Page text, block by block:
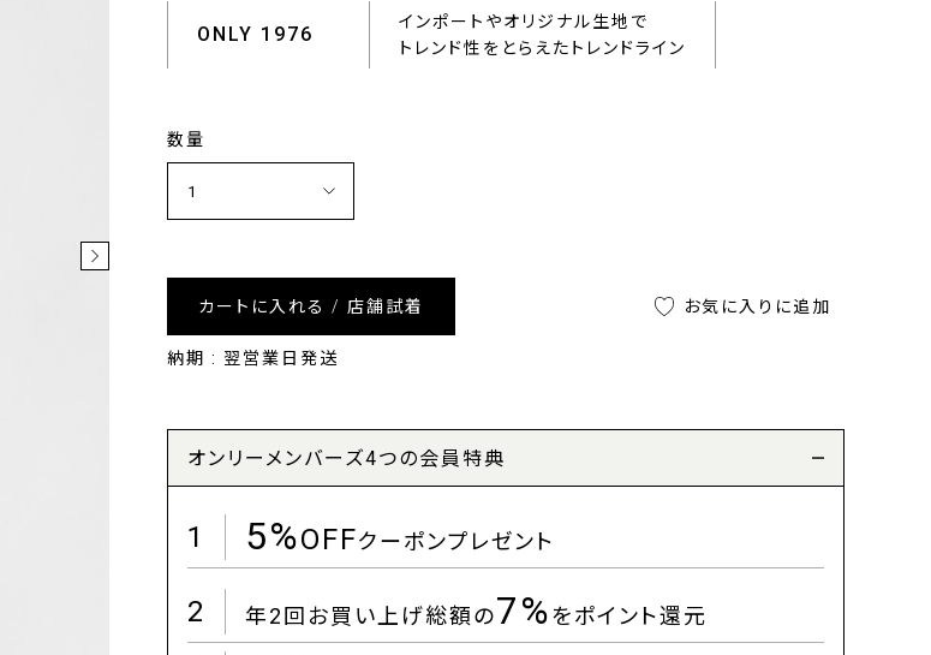
ONLY 1976
インポートやオリジナル生地で
トレンド性をとらえたトレンドライン
数量
カートに入れる / 店舗試着
納期 : 翌営業日発送
お気に入りに追加
オンリーメンバーズ4つの会員特典
1 5%OFFクーポンプレゼント
2 年2回お買い上げ総額の7%をポイント還元